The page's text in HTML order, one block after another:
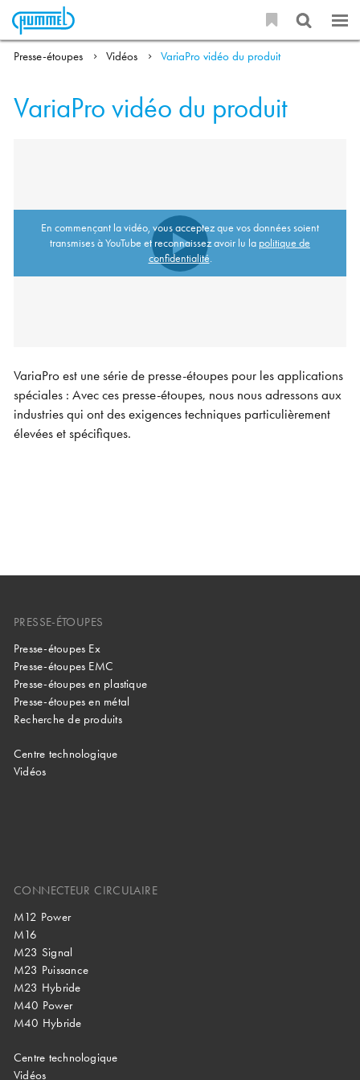
Presse-étoupes Vidéos VariaPro vidéo du produit
VariaPro vidéo du produit
En commençant la vidéo, vous acceptez que vos données soient
transmises à YouTube et reconnaissez avoir lu la politique de
confidentialité.
VariaPro est une série de presse-étoupes pour les applications
spéciales : Avec ces presse-étoupes, nous nous adressons aux
industries qui ont des exigences techniques particulièrement
élevées et spécifiques.
PRESSE-ÉTOUPES
Presse-étoupes Ex
Presse-étoupes EMC
Presse-étoupes en plastique
Presse-étoupes en métal
Recherche de produits
Centre technologique
Vidéos
CONNECTEUR CIRCULAIRE
M12 Power
M16
M23 Signal
M23 Puissance
M23 Hybride
M40 Power
M40 Hybride
Centre technologique
Vidéos